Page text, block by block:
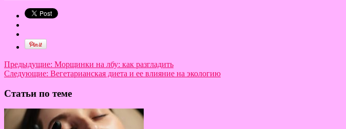
Предыдущие: Морщинки на лбу: как разгладить
Следующие: Вегетарианская диета и ее влияние на экологию
Статьи по теме